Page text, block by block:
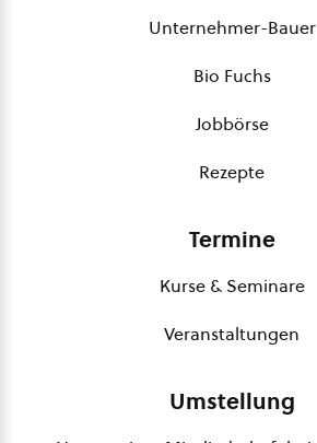
Unternehmer-Bauer
Bio Fuchs
Jobbörse
Rezepte
Termine
Kurse & Seminare
Veranstaltungen
Umstellung